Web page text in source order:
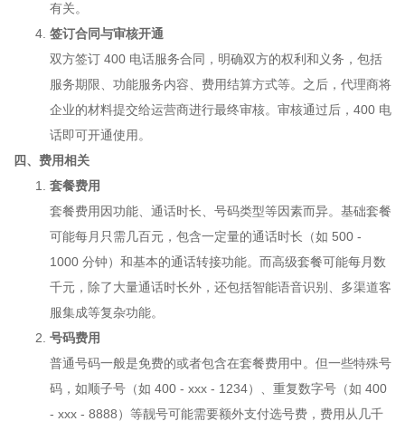
有关。
签订合同与审核开通
双方签订 400 电话服务合同，明确双方的权利和义务，包括
服务期限、功能服务内容、费用结算方式等。之后，代理商将
企业的材料提交给运营商进行最终审核。审核通过后，400 电
话即可开通使用。
四、费用相关
套餐费用
套餐费用因功能、通话时长、号码类型等因素而异。基础套餐
可能每月只需几百元，包含一定量的通话时长（如 500 -
1000 分钟）和基本的通话转接功能。而高级套餐可能每月数
千元，除了大量通话时长外，还包括智能语音识别、多渠道客
服集成等复杂功能。
号码费用
普通号码一般是免费的或者包含在套餐费用中。但一些特殊号
码，如顺子号（如 400 - xxx - 1234）、重复数字号（如 400
- xxx - 8888）等靓号可能需要额外支付选号费，费用从几千